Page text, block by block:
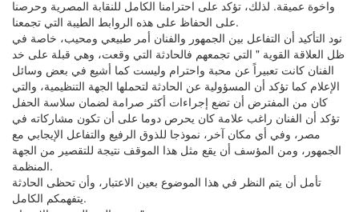
واخوة عميقة. لذلك، تؤكد على احترامنا الكامل للنقابة المصرية وحرصنا
على الحفاظ على هذه الروابط الطيبة التي تجمعنا.
نود التأكيد أن التفاعل بين الجمهور والفنان أمر طبيعي ومحيب، خاصة في
ظل العلاقة القوية " التي تجمعهم فالحادثة التي وقعت، وهي قبلة على خد
الفنان كانت تعبيراً عن محبة واحترام وليست كما أشيع في بعض وسائل
الإعلام كما تؤكد أن المسؤولية عن الحادثة لتحملها الجهة التنظيمية، والتي
كان من المفترض أن تضع إجراءات أكثر صرامة لضمان سلاسة الحفل
تؤكد أن الفنان راغب علامة كان يحرص دوما على أن تكون مشاركاته في
مصر، وفي أي مكان آخر، نموذجا للذوق الرفيع والتفاعل الإيجابي مع
الجمهور، ومن المؤسف أن يقع مثل هذا الموقف نتيجة للتقصير من الجهة
المنظمة.
تأمل أن يتم النظر في هذا الموضوع بعين الاعتبار، وأن تحظى الحادثة
يتفهمكم الكامل.